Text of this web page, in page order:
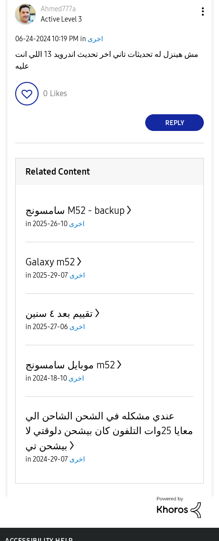
Ahmed777a
Active Level 3
‎06-24-202410:19 PM in اخرى
مش هينزل له تحديثات تاني اخر تحديث اندرويد 13 اللي انت
عليه
0 Likes
REPLY
Related Content
سامسونج M52 - backup
in اخرى 10-26-2025
Galaxy m52
in اخرى 07-29-2025
تقييم بعد ٤ سنين
in اخرى 06-27-2025
موبايل سامسونج m52
in اخرى 10-18-2024
عندي مشكله في الشحن الشاحن الي
معايا 25وات التلفون كان بيشحن دلوقتي لا
بيشحن تي
in اخرى 07-29-2024